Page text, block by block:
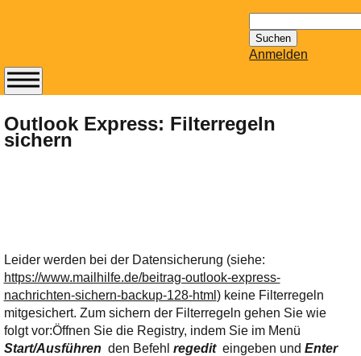
nach:
Anmelden
Outlook Express: Filterregeln
sichern
Leider werden bei der Datensicherung (siehe:
https://www.mailhilfe.de/beitrag-outlook-express-
nachrichten-sichern-backup-128-html ) keine Filterregeln
mitgesichert. Zum sichern der Filterregeln gehen Sie wie
folgt vor:Öffnen Sie die Registry, indem Sie im Menü
Start/Ausführen den Befehl regediteingeben und Enter
Abonnieren Sie den
14-tägig
erscheinenden
bereithält!
Wie z.B. Outlook,
GMail, Thunderbird
oder auch
KuNoMail, usw.